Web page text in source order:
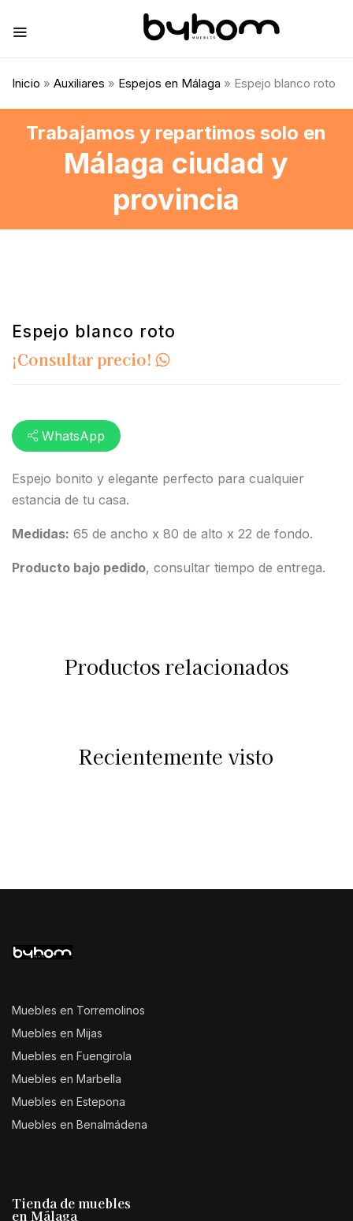
Inicio » Auxiliares » Espejos en Málaga » Espejo blanco roto
Trabajamos y repartimos solo en
Málaga ciudad y
provincia
Espejo blanco roto
¡Consultar precio!
Espejo bonito y elegante perfecto para cualquier
estancia de tu casa.
Medidas: 65 de ancho x 80 de alto x 22 de fondo.
Producto bajo pedido, consultar tiempo de entrega.
WhatsApp
Productos relacionados
Recientemente visto
Muebles en Torremolinos
Muebles en Mijas
Muebles en Fuengirola
Muebles en Marbella
Muebles en Estepona
Muebles en Benalmádena
Tienda de muebles
en Málaga